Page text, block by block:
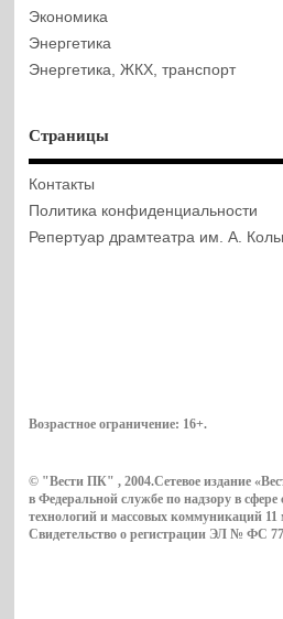
Экономика
Энергетика
Энергетика, ЖКХ, транспорт
Страницы
Контакты
Политика конфиденциальности
Репертуар драмтеатра им. А.
Возрастное ограничение: 16+.
© "Вести ПК" , 2004.Сетевое издание
в Федеральной службе по надзору в
технологий и массовых коммуникаций 11
Свидетельство о регистрации ЭЛ № ФС